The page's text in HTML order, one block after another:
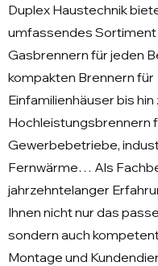
Duplex Haustechnik
umfassendes Sortiment
Gasbrennern für jeden
kompakten Brennern für
Einfamilienhäuser bis hin
Hochleistungsbrennern
Gewerbebetriebe,
Fernwärme… Als
jahrzehntelanger
Ihnen nicht nur das
sondern auch
Montage und